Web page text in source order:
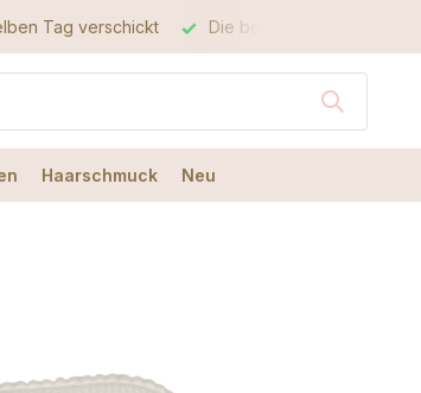
Die beste Qualität
Haarschmuck Neu